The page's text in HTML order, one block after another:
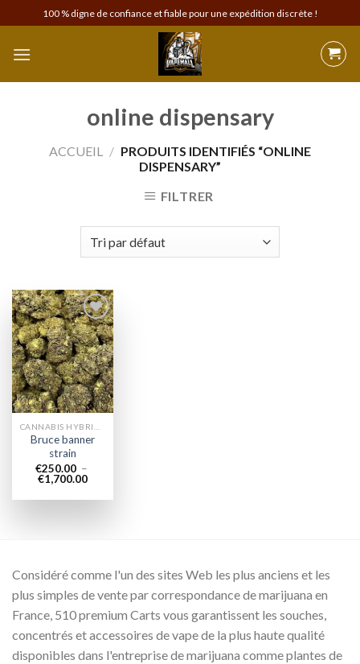
to
content
100 % digne de confiance et fiable pour une expédition discrète !
online dispensary
ACCUEIL / PRODUITS IDENTIFIÉS “ONLINE
DISPENSARY”
FILTRER
Add to
wishlist
Bruce banner
strain
€250.00 –
€1,700.00Plage
prix :
Considéré comme l'un des sites Web les plus anciens et les
plus simples de vente par correspondance de marijuana en
France, 510 premium Carts vous garantissent les souches,
concentrés et accessoires de vape de la plus haute qualité
disponibles dans l'entreprise de marijuana comme plantes de